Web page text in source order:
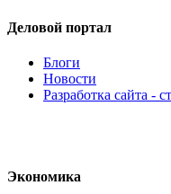
Деловой портал
Блоги
Новости
Разработка сайта -
Экономика